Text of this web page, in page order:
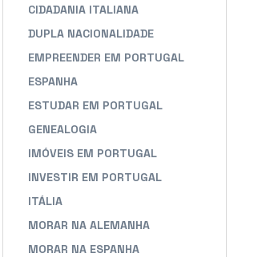
CIDADANIA ITALIANA
DUPLA NACIONALIDADE
EMPREENDER EM PORTUGAL
ESPANHA
ESTUDAR EM PORTUGAL
GENEALOGIA
IMÓVEIS EM PORTUGAL
INVESTIR EM PORTUGAL
ITÁLIA
MORAR NA ALEMANHA
MORAR NA ESPANHA